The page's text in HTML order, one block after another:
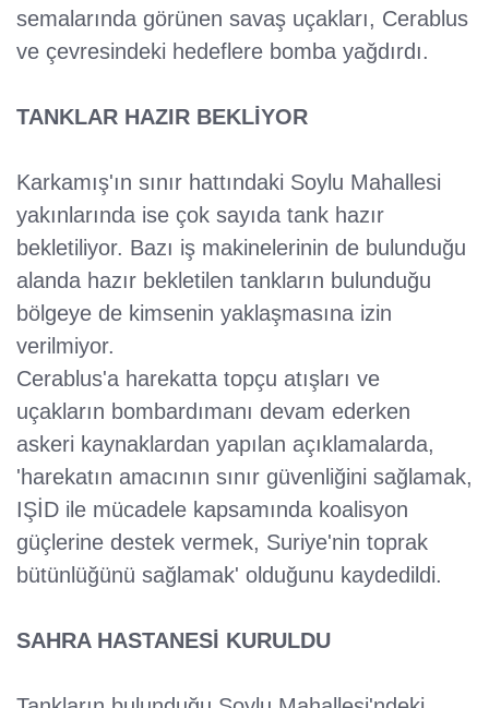
semalarında görünen savaş uçakları, Cerablus
ve çevresindeki hedeflere bomba yağdırdı.
TANKLAR HAZIR BEKLİYOR
Karkamış'ın sınır hattındaki Soylu Mahallesi
yakınlarında ise çok sayıda tank hazır
bekletiliyor. Bazı iş makinelerinin de bulunduğu
alanda hazır bekletilen tankların bulunduğu
bölgeye de kimsenin yaklaşmasına izin
verilmiyor.
Cerablus'a harekatta topçu atışları ve
uçakların bombardımanı devam ederken
askeri kaynaklardan yapılan açıklamalarda,
'harekatın amacının sınır güvenliğini sağlamak,
IŞİD ile mücadele kapsamında koalisyon
güçlerine destek vermek, Suriye'nin toprak
bütünlüğünü sağlamak' olduğunu kaydedildi.
SAHRA HASTANESİ KURULDU